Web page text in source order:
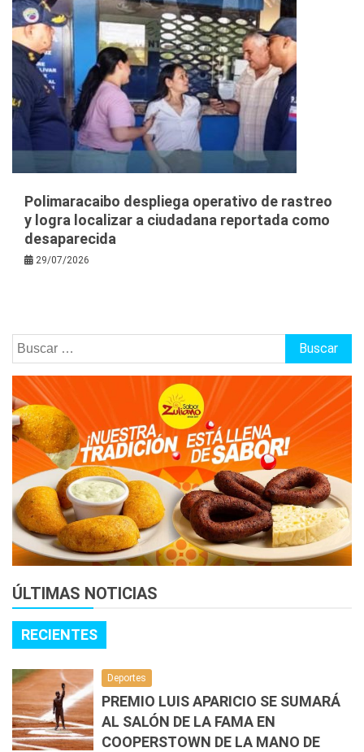
Polimaracaibo despliega operativo de rastreo
y logra localizar a ciudadana reportada como
desaparecida
29/07/2026
Buscar:
ÚLTIMAS NOTICIAS
RECIENTES
Deportes
PREMIO LUIS APARICIO SE SUMARÁ
AL SALÓN DE LA FAMA EN
COOPERSTOWN DE LA MANO DE